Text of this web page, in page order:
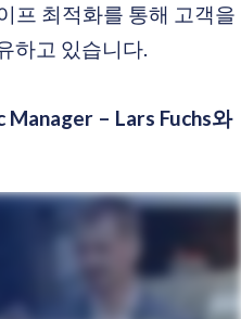
프 최적화를 통해 고객을
하고 있습니다.
Manager – Lars Fuchs와